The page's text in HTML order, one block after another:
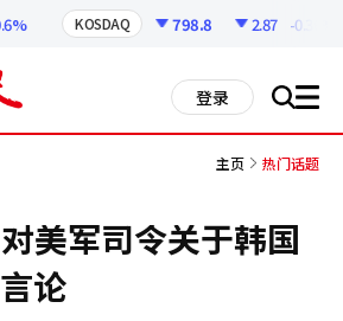
KOSDAQ 798.8 2.87 -0.36%
登录 搜 all
主页 热门话题
美军司令关于韩国
论